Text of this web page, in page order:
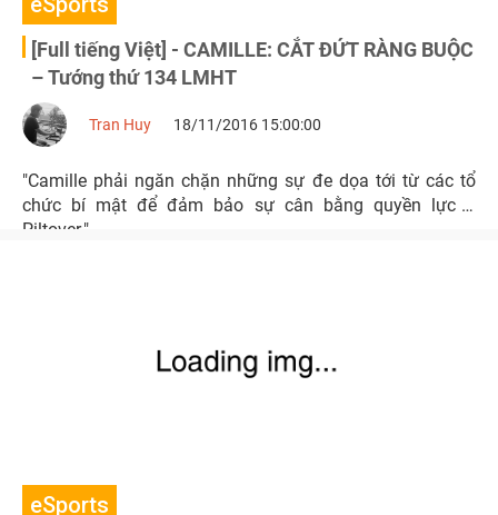
[Full tiếng Việt] - CAMILLE: CẮT ĐỨT RÀNG BUỘC
– Tướng thứ 134 LMHT
Tran Huy 18/11/2016 15:00:00
"Camille phải ngăn chặn những sự đe dọa tới từ các tổ
chức bí mật để đảm bảo sự cân bằng quyền lực ở
Piltover."
eSports